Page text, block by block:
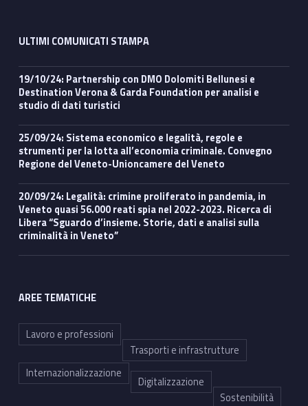
ULTIMI COMUNICATI STAMPA
19/10/24: Partnership con DMO Dolomiti Bellunesi e
Destination Verona & Garda Foundation per analisi e
studio di dati turistici
25/09/24: Sistema economico e legalità, regole e
strumenti per la lotta all’economia criminale. Convegno
Regione del Veneto-Unioncamere del Veneto
20/09/24: Legalità: crimine proliferato in pandemia, in
Veneto quasi 56.000 reati spia nel 2022-2023. Ricerca di
Libera “Sguardo d’insieme. Storie, dati e analisi sulla
criminalità in Veneto”
AREE TEMATICHE
Lavoro e professioni
Trasporti e infrastrutture
Internazionalizzazione
Digitalizzazione
Sostenibilità